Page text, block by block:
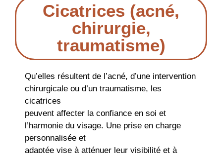
Cicatrices (acné,
chirurgie,
traumatisme)
Qu’elles résultent de l’acné, d’une intervention
chirurgicale ou d’un traumatisme, les
cicatrices
peuvent affecter la confiance en soi et
l’harmonie du visage. Une prise en charge
personnalisée et
adaptée vise à atténuer leur visibilité et à